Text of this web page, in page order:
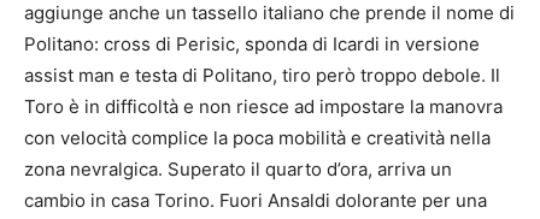
aggiunge anche un tassello italiano che prende il nome di
Politano: cross di Perisic, sponda di Icardi in versione
assist man e testa di Politano, tiro però troppo debole. Il
Toro è in difficoltà e non riesce ad impostare la manovra
con velocità complice la poca mobilità e creatività nella
zona nevralgica. Superato il quarto d’ora, arriva un
cambio in casa Torino. Fuori Ansaldi dolorante per una